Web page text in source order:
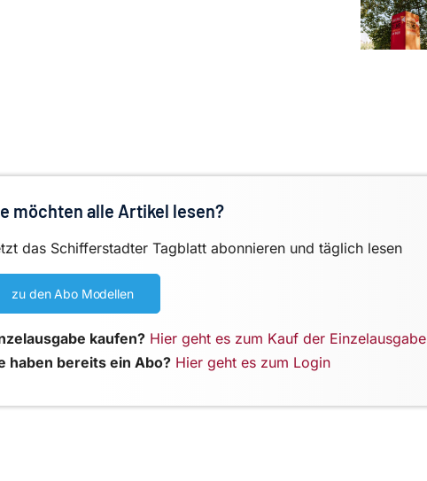
möchten alle Artikel lesen?
das Schifferstadter Tagblatt abonnieren und täglich lesen
zu den Abo Modellen
kaufen? Hier geht es zum Kauf der Einzelausgabe
haben bereits ein Abo? Hier geht es zum Login